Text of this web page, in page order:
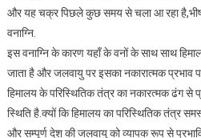
और यह चक्र पिछले कुछ समय से चला आ रहा
वनाग्नि.
इस वनाग्नि के कारण यहाँ के वनों के साथ साथ
जाता है और जलवायु पर इसका नकारात्मक प्रभाव
हिमालय के परिस्थितिक तंत्र का नकारत्मक ढंग से
स्थिति है.क्यों कि हिमालय का परिस्थितिक तंत्र
और सम्पूर्ण देश की जलवायु को व्यापक रूप से